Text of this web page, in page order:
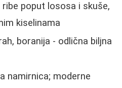
poput lososa i skuše,
kiselinama
boranija - odlična biljna
namirnica; moderne